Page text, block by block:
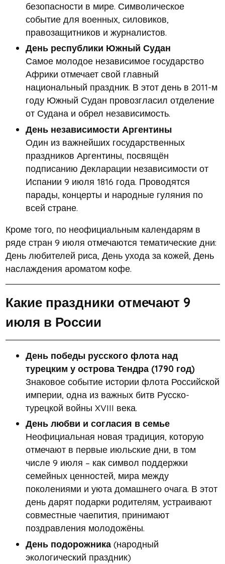
безопасности в мире. Символическое
событие для военных, силовиков,
правозащитников и журналистов.
День республики Южный Судан
Самое молодое независимое государство
Африки отмечает свой главный
национальный праздник. В этот день в 2011-м
году Южный Судан провозгласил отделение
от Судана и обрел независимость.
День независимости Аргентины
Один из важнейших государственных
праздников Аргентины, посвящён
подписанию Декларации независимости от
Испании 9 июля 1816 года. Проводятся
парады, концерты и народные гуляния по
всей стране.
Кроме того, по неофициальным календарям в
ряде стран 9 июля отмечаются тематические дни:
День любителей риса, День ухода за кожей, День
наслаждения ароматом кофе.
Какие праздники отмечают 9
июля в России
День победы русского флота над
турецким у острова Тендра (1790 год)
Знаковое событие истории флота Российской
империи, одна из важных битв Русско-
турецкой войны XVIII века.
День любви и согласия в семье
Неофициальная новая традиция, которую
отмечают в первые июльские дни, в том
числе 9 июля – как символ поддержки
семейных ценностей, мира между
поколениями и уюта домашнего очага. В этот
день дарят подарки родителям, устраивают
совместные чаепития, принимают
поздравления молодожёны.
День подорожника(народный
экологический праздник)